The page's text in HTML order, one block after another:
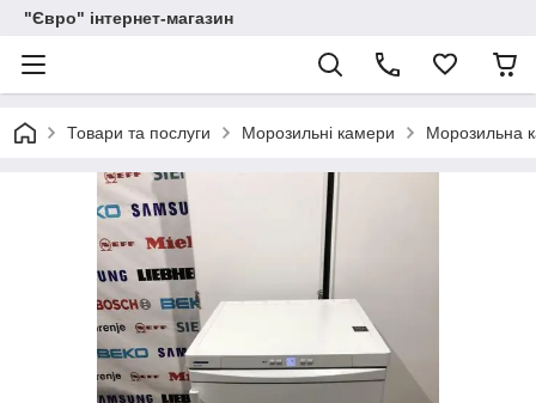
"Євро" інтернет-магазин
Товари та послуги Морозильні камери Морозильна